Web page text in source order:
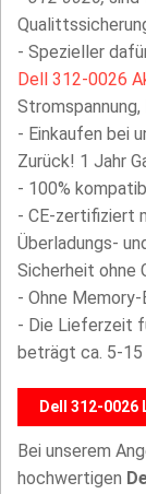
- Spezieller
Dell 312-0026
- Einkaufen bei
Zurück! 1 Jahr
- 100%
- CE-zertifiziert
Überladungs-
Sicherheit ohne
- Ohne
- Die Lieferzeit
beträgt ca. 5-15
Dell 312-
Bei unserem
hochwertigen